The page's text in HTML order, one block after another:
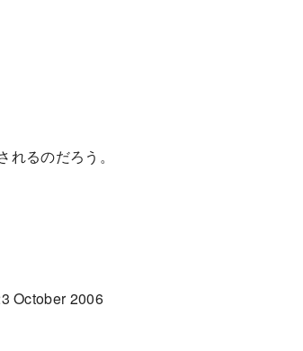
るのだろう。
October 2006